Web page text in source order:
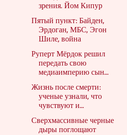
зрения. Йом Кипур
Пятый пункт: Байден,
Эрдоган, МБС, Эгон
Шиле, война
Руперт Мёрдок решил
передать свою
медиаимперию сын...
Жизнь после смерти:
ученые узнали, что
чувствуют и...
Сверхмассивные черные
дыры поглощают